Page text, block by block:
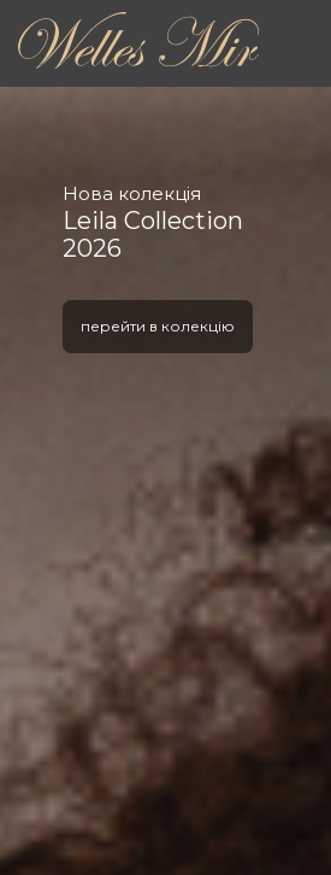
Нова колекція
Leila Collection
2026
перейти в колекцію